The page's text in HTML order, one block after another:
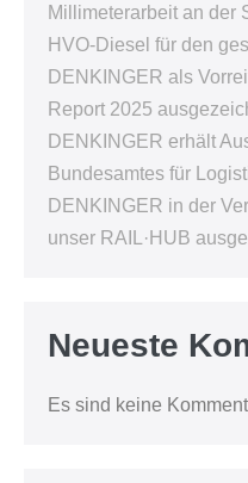
Millimeterarbeit an der
HVO-Diesel für den
DENKINGER als
Report 2025
DENKINGER erhält
Bundesamtes für
DENKINGER in der
unser RAIL·HUB
Neueste
Es sind keine